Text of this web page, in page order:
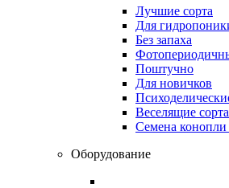
Лучшие сорта
Для
Без запаха
Поштучно
Для новичков
Веселящие сорта
Семена
Оборудование